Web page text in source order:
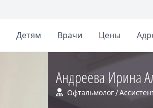
Детям Врачи Цены
Андреева Ирина
Офтальмолог /